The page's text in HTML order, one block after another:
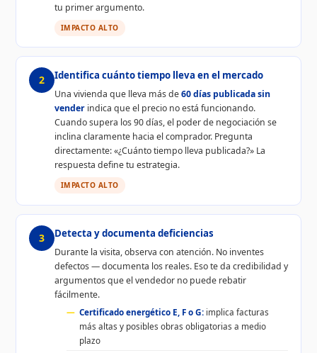
tu primer argumento.
IMPACTO ALTO
2 Identifica cuánto tiempo lleva en el mercado
Una vivienda que lleva más de60 días publicada sin
venderindica que el precio no está funcionando.
Cuando supera los 90 días, el poder de negociación se
inclina claramente hacia el comprador. Pregunta
directamente: «¿Cuánto tiempo lleva publicada?» La
respuesta define tu estrategia.
IMPACTO ALTO
3 Detecta y documenta deficiencias
Durante la visita, observa con atención. No inventes
defectos — documenta los reales. Eso te da credibilidad y
argumentos que el vendedor no puede rebatir
fácilmente.
Certificado energético E, F o G: implica facturas
más altas y posibles obras obligatorias a medio
plazo